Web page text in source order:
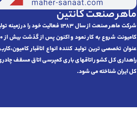
ماهر صنعت کانتین
شرکت ماهر صنعت از سال 1383 فعالیت خود
عنوان تخصصی ترین تولید كننده انواع اتاقبار
راهداری کل کشور اتاقهای باری کمپرسی اتاق مسقف
کل ایران شناخته می شود.